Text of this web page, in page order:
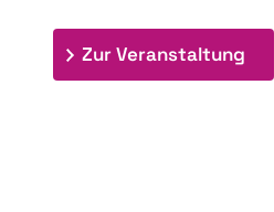
Zur Veranstaltung